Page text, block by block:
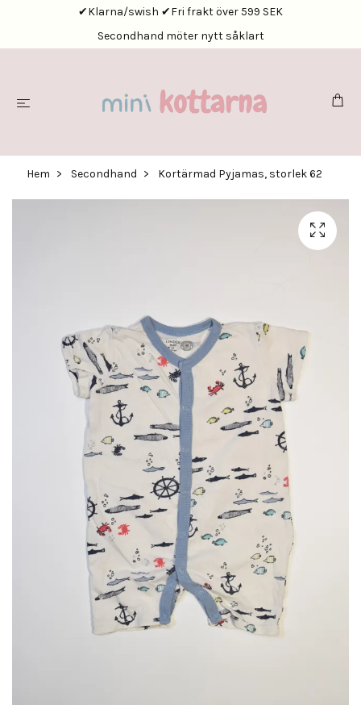
✔Klarna/swish ✔Fri frakt över 599 SEK
Secondhand möter nytt såklart
Hem Secondhand Kortärmad Pyjamas, storlek 62